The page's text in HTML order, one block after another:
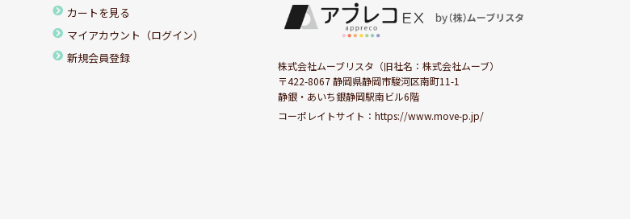
カートを見る
マイアカウント（ログイン）
新規会員登録
株式会社ムーブリスタ（旧社名：株式会社ムーブ）
〒422-8067 静岡県静岡市駿河区南町11-1
静銀・あいち銀静岡駅南ビル6階
コーポレイトサイト：https://www.move-p.jp/